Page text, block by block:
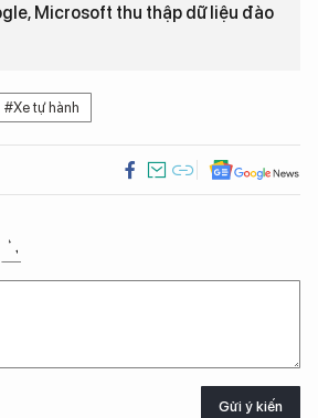
Microsoft thu thập dữ liệu đào
#Xe tự hành
Gửi ý kiến